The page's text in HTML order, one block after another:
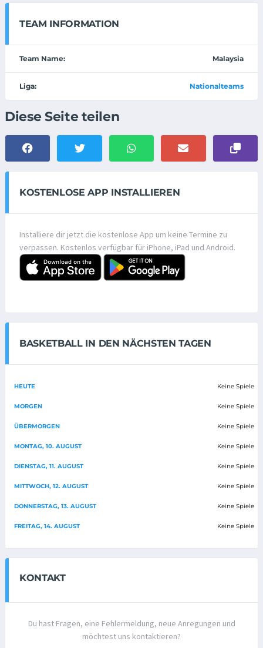
TEAM INFORMATION
Team Name: Malaysia
Liga: Nationalteams
Diese Seite teilen
KOSTENLOSE APP INSTALLIEREN
Installiere dir jetzt die kostenlose App um keine Termine zu
verpassen. Kostenlos verfügbar für iPhone, iPad und Android.
BASKETBALL IN DEN NÄCHSTEN TAGEN
HEUTE Keine Spiele
MORGEN Keine Spiele
ÜBERMORGEN Keine Spiele
MONTAG, 10. AUGUST Keine Spiele
DIENSTAG, 11. AUGUST Keine Spiele
MITTWOCH, 12. AUGUST Keine Spiele
DONNERSTAG, 13. AUGUST Keine Spiele
FREITAG, 14. AUGUST Keine Spiele
KONTAKT
Du hast Fragen, eine Fehlermeldung, neue Anregungen und
möchtest uns kontaktieren?